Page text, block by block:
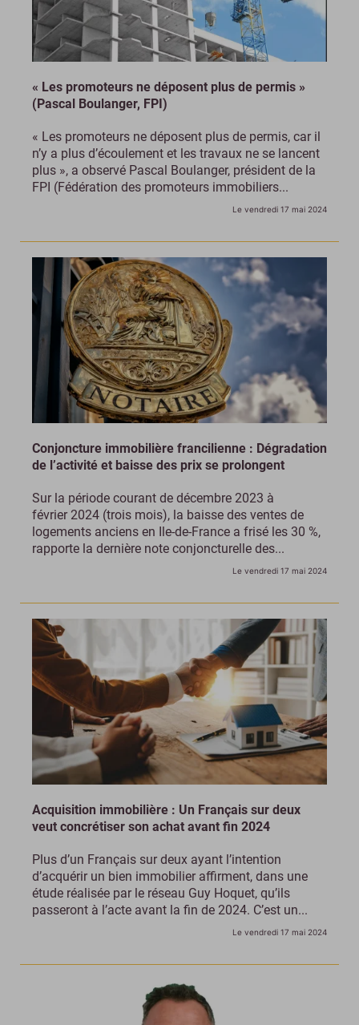
« Les promoteurs ne déposent plus de permis »
(Pascal Boulanger, FPI)
« Les promoteurs ne déposent plus de permis, car il
n’y a plus d’écoulement et les travaux ne se lancent
plus », a observé Pascal Boulanger, président de la
FPI (Fédération des promoteurs immobiliers...
Le vendredi 17 mai 2024
Conjoncture immobilière francilienne : Dégradation
de l’activité et baisse des prix se prolongent
Sur la période courant de décembre 2023 à
février 2024 (trois mois), la baisse des ventes de
logements anciens en Ile-de-France a frisé les 30 %,
rapporte la dernière note conjoncturelle des...
Le vendredi 17 mai 2024
Acquisition immobilière : Un Français sur deux
veut concrétiser son achat avant fin 2024
Plus d’un Français sur deux ayant l’intention
d’acquérir un bien immobilier affirment, dans une
étude réalisée par le réseau Guy Hoquet, qu’ils
passeront à l’acte avant la fin de 2024. C’est un...
Le vendredi 17 mai 2024